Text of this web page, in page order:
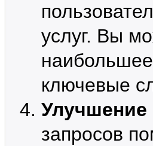
услуг. Вы
наибольшее
ключевые
Улучшение
запросов